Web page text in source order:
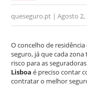
o
queseguro.pt | Agosto 2,
O concelho de
seguro, já que cada
risco para as
Lisboa é preciso contar
contratar o melhor